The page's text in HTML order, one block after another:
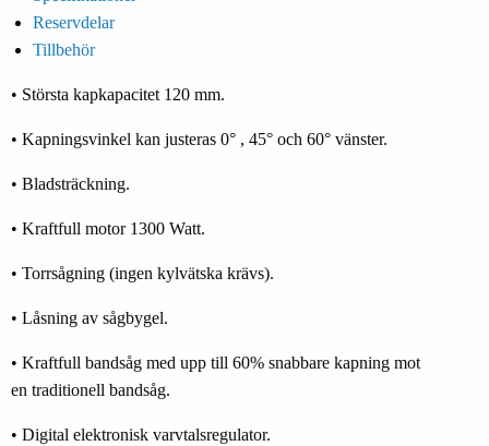
Reservdelar
Tillbehör
• Största kapkapacitet 120 mm.
• Kapningsvinkel kan justeras 0° , 45° och 60° vänster.
• Bladsträckning.
• Kraftfull motor 1300 Watt.
• Torrsågning (ingen kylvätska krävs).
• Låsning av sågbygel.
• Kraftfull bandsåg med upp till 60% snabbare kapning mot
en traditionell bandsåg.
• Digital elektronisk varvtalsregulator.